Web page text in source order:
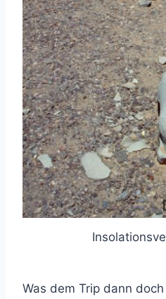
Was dem Trip dann